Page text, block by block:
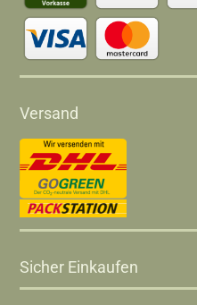
Versand
Sicher Einkaufen